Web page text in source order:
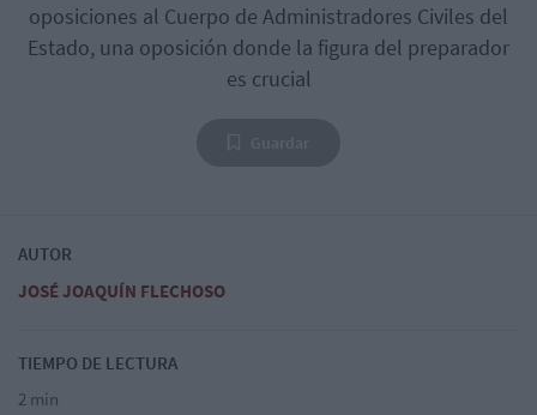
oposiciones al Cuerpo de Administradores Civiles del
Estado, una oposición donde la figura del preparador
es crucial
AUTOR
JOSÉ JOAQUÍN FLECHOSO
TIEMPO DE LECTURA
2 min